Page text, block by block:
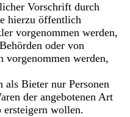
Vorschrift durch
hierzu öffentlich
vorgenommen werden,
oder von
vorgenommen werden,
als Bieter nur Personen
der angebotenen Art
ersteigern wollen.